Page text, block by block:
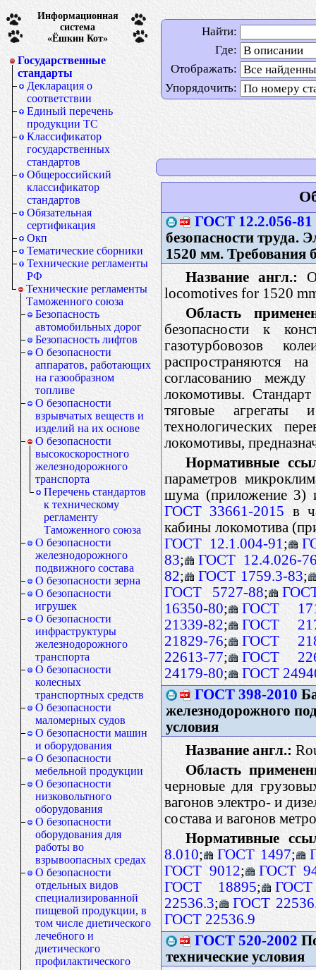
Информационная
система
«Ёшкин Кот»
Государственные
стандарты
Декларация о
соответствии
Единый перечень
продукции ТС
Классификатор
государственных
стандартов
Общероссийский
классификатор
стандартов
Обязательная
сертификация
Окп
Тематические сборники
Технические регламенты
РФ
Технические регламенты
Таможенного союза
Безопасность
автомобильных дорог
Безопасность лифтов
О безопасности
аппаратов, работающих
на газообразном
топливе
О безопасности
взрывчатых веществ и
изделий на их основе
О безопасности
высокоскоростного
железнодорожного
транспорта
Перечень стандартов
к техническому
регламенту
Таможенного союза
О безопасности
железнодорожного
подвижного состава
О безопасности зерна
О безопасности
игрушек
О безопасности
инфраструктуры
железнодорожного
транспорта
О безопасности
колесных
транспортных средств
О безопасности
маломерных судов
О безопасности машин
и оборудования
О безопасности
мебельной продукции
О безопасности
низковольтного
оборудования
О безопасности
оборудования для
работы во
взрывоопасных средах
О безопасности
отдельных видов
специализированной
пищевой продукции, в
том числе диетического
лечебного и
диетического
профилактического
Найти:
Где:
Отображать:
Упорядочить:
ГОСТ 12.2.056-81
безопасности труда.
1520 мм. Требования
Название англ.:
locomotives for 1520
Область
безопасности к
газотурбовозов
распространяются
согласованию между
локомотивы.
тяговые агрегаты
технологических
локомотивы,
Нормативные
параметров
шума (приложение 3)
ГОСТ 33661-2015 в
кабины локомотива
ГОСТ 12.1.004-91 ;
83;
ГОСТ 12.4.026-
82; ГОСТ 1759.3-83;
ГОСТ 5727-88;
16350-80;
ГОСТ
21339-82;
ГОСТ
21829-76;
ГОСТ
22613-77;
ГОСТ
24179-80;
ГОСТ
ГОСТ 398-2010
железнодорожного
условия
Название англ.:
Область
черновые для
вагонов электро- и
состава и вагонов
Нормативные
8.010; ГОСТ 1497;
ГОСТ 9012;
ГОСТ
ГОСТ 18895;
22536.3;
ГОСТ
ГОСТ 22536.9
ГОСТ 520-2002
технические условия